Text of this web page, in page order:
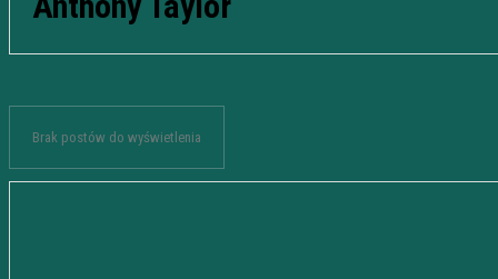
Brak postów do wyświetlenia